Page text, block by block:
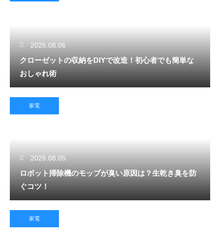
2026.08.06
クローゼットの収納をDIYで改造！初心者でも簡単な
おしゃれ術
家電
2026.08.05
ロボット掃除機のモップが臭い原因は？生乾き臭を防
ぐコツ！
家電